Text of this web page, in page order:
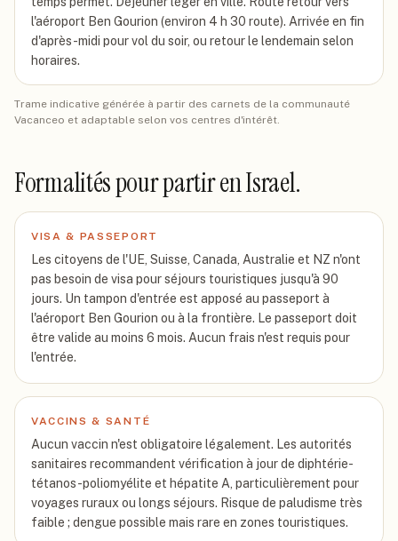
l'aéroport Ben Gourion (environ 4 h 30 route). Arrivée en fin
d'après-midi pour vol du soir, ou retour le lendemain selon
horaires.
Trame indicative générée à partir des carnets de la communauté
Vacanceo et adaptable selon vos centres d'intérêt.
Formalités pour partiren Israel.
VISA & PASSEPORT
Les citoyens de l'UE, Suisse, Canada, Australie et NZ n'ont
pas besoin de visa pour séjours touristiques jusqu'à 90
jours. Un tampon d'entrée est apposé au passeport à
l'aéroport Ben Gourion ou à la frontière. Le passeport doit
être valide au moins 6 mois. Aucun frais n'est requis pour
l'entrée.
VACCINS & SANTÉ
Aucun vaccin n'est obligatoire légalement. Les autorités
sanitaires recommandent vérification à jour de diphtérie-
tétanos-poliomyélite et hépatite A, particulièrement pour
voyages ruraux ou longs séjours. Risque de paludisme très
faible ; dengue possible mais rare en zones touristiques.